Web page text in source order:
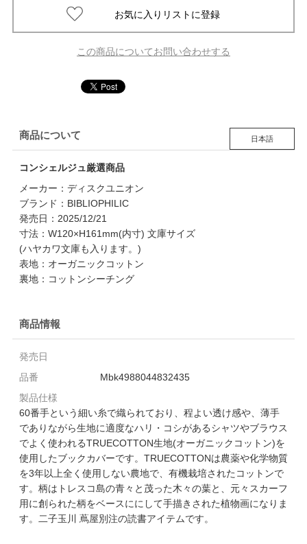
この商品についてお問い合わせする
商品について 日本語
コンシェルジュ厳選商品
メーカー：ディスクユニオン
ブランド：BIBLIOPHILIC
発売日：2025/12/21
寸法：W120×H161mm(内寸) 文庫サイズ
(ハヤカワ文庫も入ります。)
表地：オーガニックコットン
裏地：コットンシーチング
商品情報
発売日
品番
Mbk4988044832435
製品仕様
60番手という細い糸で織られており、程よい透け感や、薄手
でありながら生地に適度なハリ・コシがあるシャツやブラウス
でよく使われるTRUECOTTON生地(オーガニックコットン)を
使用したブックカバーです。TRUECOTTONは農薬や化学物質
を3年以上全く使用しない農地で、有機栽培されたコットンで
す。柄はトレスコ島の青々と茂った木々の葉と、元々スカーフ
用に創られた柄をベースににして手描きされた植物画になりま
す。二子玉川 蔦屋別注の読書アイテムです。